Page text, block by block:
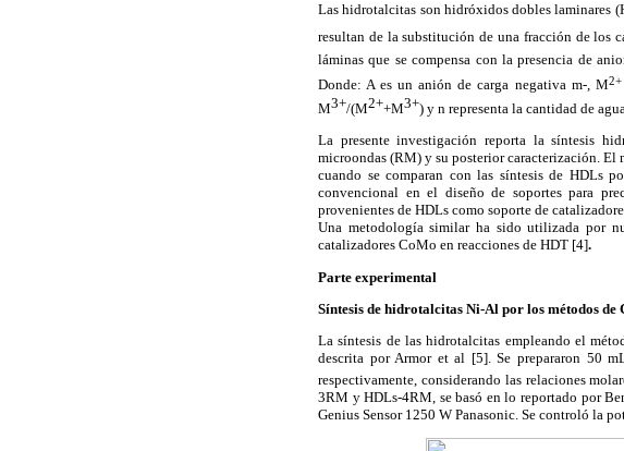
Las hidrotalcitas son hidróxidos dobles laminares
resultan de la substitución de una fracción de los
láminas que se compensa con la presencia de
Donde: A es un anión de carga negativa m-, M2+
M3+/(M2++M3+) y n representa la cantidad de
La presente investigación reporta la síntesis
microondas (RM) y su posterior caracterización.
cuando se comparan con las síntesis de HDLs
convencional en el diseño de soportes para
provenientes de HDLs como soporte de
Una metodología similar ha sido utilizada por
catalizadores CoMo en reacciones de HDT [4].
Parte experimental
Síntesis de hidrotalcitas Ni-Al por los métodos de
La síntesis de las hidrotalcitas empleando el
descrita por Armor et al [5]. Se prepararon 50
respectivamente, considerando las relaciones
3RM y HDLs-4RM, se basó en lo reportado por
Genius Sensor 1250 W Panasonic. Se controló la